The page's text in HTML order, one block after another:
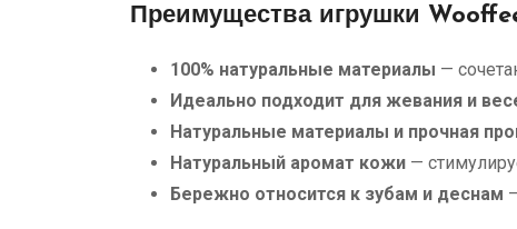
Преимущества игрушки
100% натуральные материалы —
Идеально подходит для жевания и
Натуральные материалы и прочная
Натуральный аромат кожи —
Бережно относится к зубам и деснам